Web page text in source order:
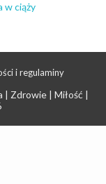
w ciąży
i regulaminy
Zdrowie | Miłość |